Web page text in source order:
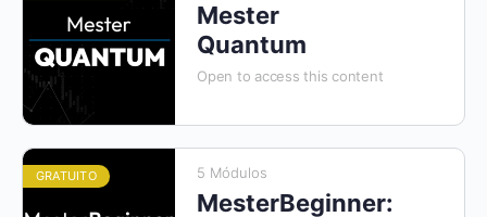
Mester
Quantum
Open to access this content
GRATUITO 5 Módulos
MesterBeginner: